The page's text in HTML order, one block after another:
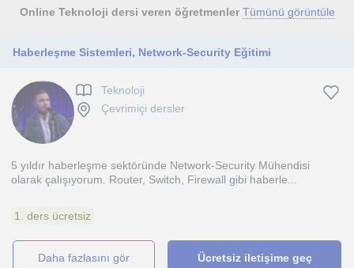
Online Teknoloji dersi veren öğretmenler Tümünü görüntüle
Haberleşme Sistemleri, Network-Security Eğitimi
Teknoloji
Çevrimiçi dersler
5 yıldır haberleşme sektöründe Network-Security Mühendisi
olarak çalışıyorum. Router, Switch, Firewall gibi haberle...
1. ders ücretsiz
daha fazlasını gör Ücretsiz iletişime geç